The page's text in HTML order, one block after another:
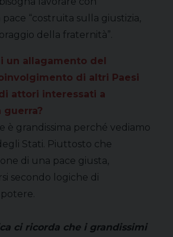
“costruita sulla giustizia,
della fraternità”.
un allagamento del
di altri Paesi
attori interessati a
è grandissima perché vediamo
Stati. Piuttosto che
di una pace giusta,
secondo logiche di
ci ricorda che i grandissimi